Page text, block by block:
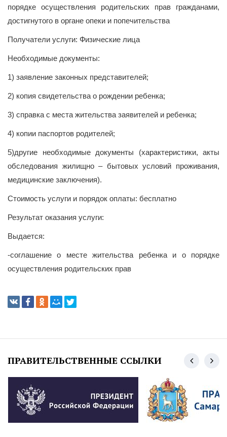
порядке осуществления родительских прав гражданами,
достигнутого в органе опеки и попечительства
Получатели услуги: Физические лица
Необходимые документы:
1) заявление законных представителей;
2) копия свидетельства о рождении ребенка;
3) справка с места жительства заявителей и ребенка;
4) копии паспортов родителей;
5)другие необходимые документы (характеристики, акты
обследования жилищно – бытовых условий проживания,
медицинские заключения).
Стоимость услуги и порядок оплаты: бесплатно
Результат оказания услуги:
Выдается:
-соглашение о месте жительства ребенка и о порядке
осуществления родительских прав
ПРАВИТЕЛЬСТВЕННЫЕ ССЫЛКИ